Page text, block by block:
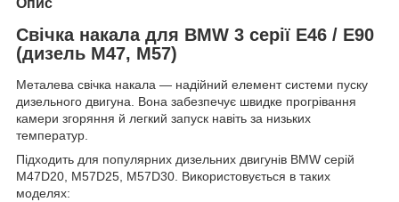
Свічка накала для BMW 3 серії E46 / E90
(дизель M47, M57)
Металева свічка накала — надійний елемент системи пуску
дизельного двигуна. Вона забезпечує швидке прогрівання
камери згоряння й легкий запуск навіть за низьких
температур.
Підходить для популярних дизельних двигунів BMW серій
M47D20, M57D25, M57D30. Використовується в таких
моделях: